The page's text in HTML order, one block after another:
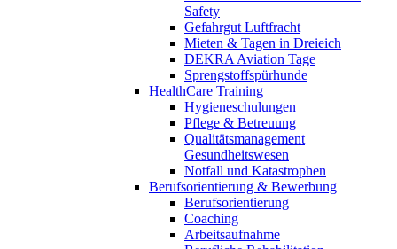
Safety
Gefahrgut Luftfracht
Mieten & Tagen in Dreieich
DEKRA Aviation Tage
Sprengstoffspürhunde
HealthCare Training
Hygieneschulungen
Pflege & Betreuung
Qualitätsmanagement
Gesundheitswesen
Notfall und Katastrophen
Berufsorientierung & Bewerbung
Berufsorientierung
Coaching
Arbeitsaufnahme